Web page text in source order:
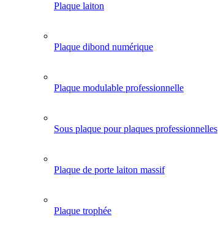
Plaque laiton
Plaque dibond numérique
Plaque modulable professionnelle
Sous plaque pour plaques professionnelles
Plaque de porte laiton massif
Plaque trophée